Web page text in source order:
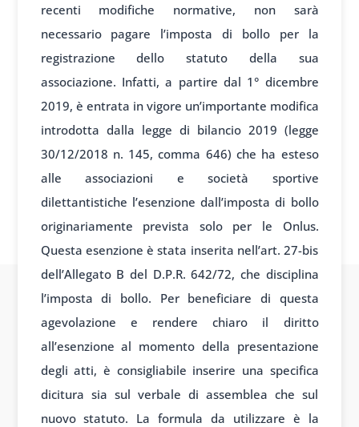
recenti modifiche normative, non sarà
necessario pagare l’imposta di bollo per la
registrazione dello statuto della sua
associazione. Infatti, a partire dal 1° dicembre
2019, è entrata in vigore un’importante modifica
introdotta dalla legge di bilancio 2019 (legge
30/12/2018 n. 145, comma 646) che ha esteso
alle associazioni e società sportive
dilettantistiche l’esenzione dall’imposta di bollo
originariamente prevista solo per le Onlus.
Questa esenzione è stata inserita nell’art. 27-bis
dell’Allegato B del D.P.R. 642/72, che disciplina
l’imposta di bollo. Per beneficiare di questa
agevolazione e rendere chiaro il diritto
all’esenzione al momento della presentazione
degli atti, è consigliabile inserire una specifica
dicitura sia sul verbale di assemblea che sul
nuovo statuto. La formula da utilizzare è la